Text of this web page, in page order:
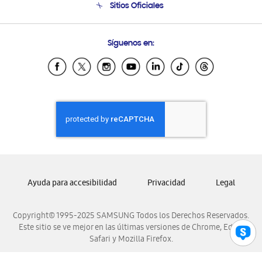
Soporte vía eMail
Sitios Oficiales
Samsung Ecuador
Samsung El Salvador
Samsung Honduras
Samsung Nicaragua
Samsung Panamá
Samsung Venezuela
Síguenos en:
Copyright© 1995-2025 SAMSUNG Todos los Derechos Reservados.
Este sitio se ve mejor en las últimas versiones de Chrome, Edge,
Safari y Mozilla Firefox.
Ayuda para accesibilidad Privacidad Legal